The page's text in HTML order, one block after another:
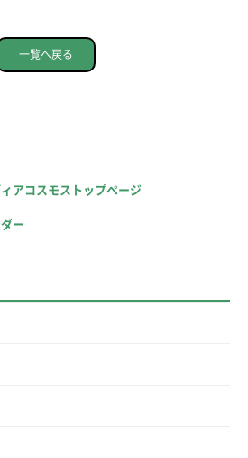
一覧へ戻る
アコスモストップページ
ー